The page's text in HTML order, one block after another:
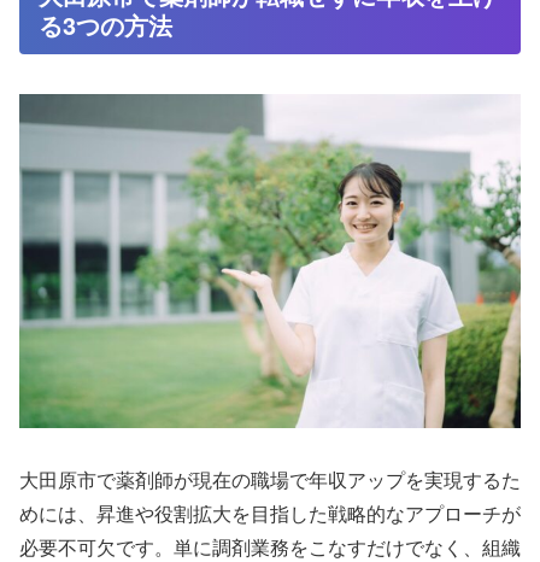
る3つの方法
大田原市で薬剤師が現在の職場で年収アップを実現するた
めには、昇進や役割拡大を目指した戦略的なアプローチが
必要不可欠です。単に調剤業務をこなすだけでなく、組織